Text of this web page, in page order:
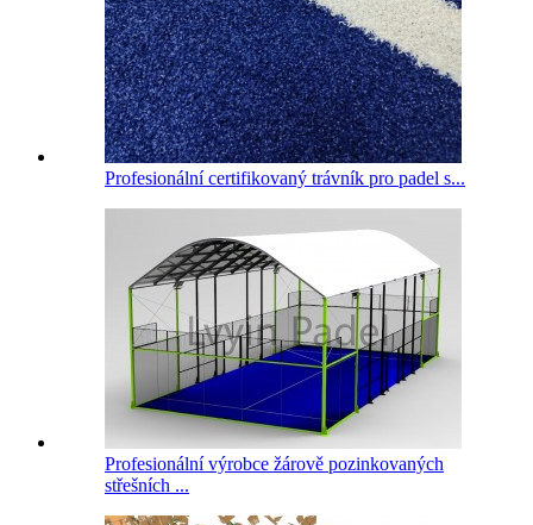
Profesionální certifikovaný trávník pro padel s...
Profesionální výrobce žárově pozinkovaných
střešních ...